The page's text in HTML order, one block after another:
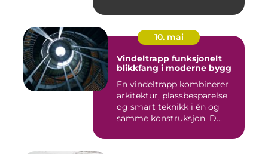
10. mai
Vindeltrapp funksjonelt
blikkfang i moderne bygg
En vindeltrapp kombinerer
arkitektur, plassbesparelse
og smart teknikk i én og
samme konstruksjon. D...